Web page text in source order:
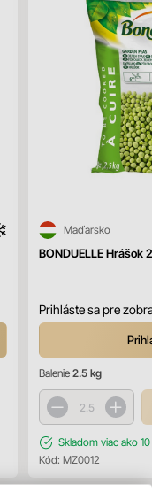
BONDUELLE Hrášok
Maďarsko
Prihláste sa pre
Balenie 2.5 kg
Skladom viac ako
Kód: MZ0012